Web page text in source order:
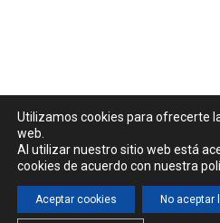
Utilizamos cookies para ofrecerte
web.
Al utilizar nuestro sitio web está
cookies de acuerdo con nuestra
Aceptar cookies No aceptar